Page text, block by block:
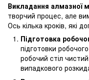
Викладання алмазної
творчий процес, але
Ось кілька кроків, які
Підготовка
підготовки
робочий стіл
випадкового